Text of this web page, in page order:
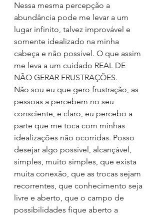
Nessa mesma percepção a
abundância pode me levar a um
lugar infinito, talvez improvável e
somente idealizado na minha
cabeça e não possível. O que assim
me leva a um cuidado REAL DE
NÃO GERAR FRUSTRAÇÕES.
Não sou eu que gero frustração, as
pessoas a percebem no seu
consciente, e claro, eu percebo a
parte que me toca com minhas
idealizações não ocorridas. Posso
desejar algo possível, alcançável,
simples, muito simples, que exista
muita conexão, que as trocas sejam
recorrentes, que conhecimento seja
livre e aberto, que o campo de
possibilidades fique aberto a